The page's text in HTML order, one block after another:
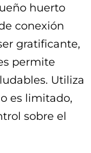
huerto
conexión
gratificante,
permite
Utiliza
es limitado,
sobre el